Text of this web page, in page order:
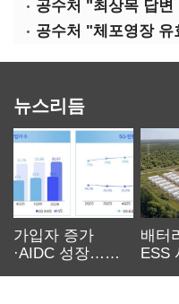
공수처 "최상목 답
공수처 "체포영장
뉴스리듬
가입자 증가
·AIDC 성장…
배터
ESS